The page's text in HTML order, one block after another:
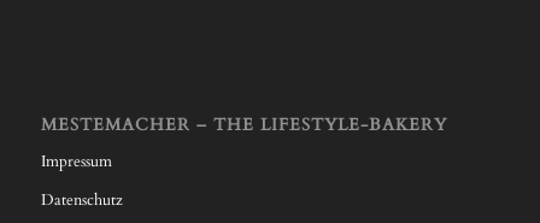
MESTEMACHER – THE LIFESTYLE-BAKERY
Impressum
Datenschutz